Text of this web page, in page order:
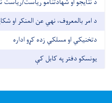
د امر بالمعروف، نهي عن المنکر او
دتخنیکي او مسلکي زده کړو اداره
یونسکو دفتر په کابل کې